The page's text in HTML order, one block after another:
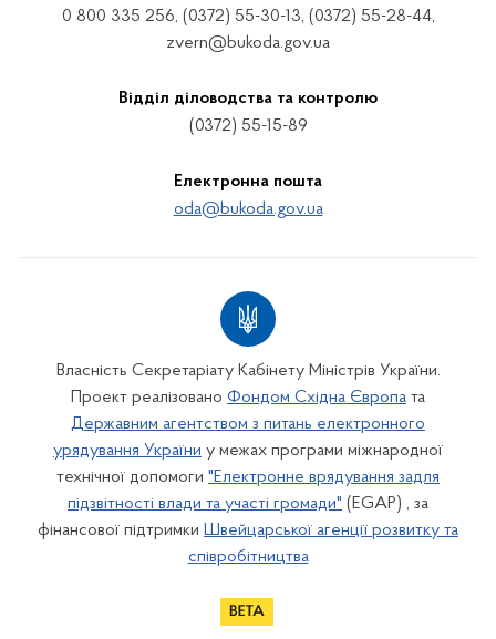
0 800 335 256, (0372) 55-30-13, (0372) 55-28-44,
zvern@bukoda.gov.ua
Відділ діловодства та контролю
(0372) 55-15-89
Електронна пошта
oda@bukoda.gov.ua
Власність Секретаріату Кабінету Міністрів України.
Проект реалізовано Фондом Східна Європа та
Державним агентством з питань електронного
урядування України у межах програми міжнародної
технічної допомоги "Електронне врядування задля
підзвітності влади та участі громади" (EGAP) , за
фінансової підтримки Швейцарської агенції розвитку та
співробітництва